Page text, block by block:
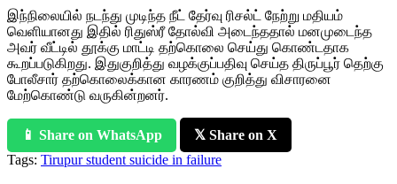
இந்நிலையில் நடந்து முடிந்த நீட் தேர்வு ரிசல்ட் நேற்று மதியம்
வெளியானது இதில் ரிதுஸ்ரீ தோல்வி அடைந்ததால் மனமுடைந்த
அவர் வீட்டில் தூக்கு மாட்டி தற்கொலை செய்து கொண்டதாக
கூறப்படுகிறது. இதுகுறித்து வழக்குப்பதிவு செய்த திருப்பூர் தெற்கு
போலீசார் தற்கொலைக்கான காரணம் குறித்து விசாரனை
மேற்கொண்டு வருகின்றனர்.
📱 Share on WhatsApp
𝕏 Share on X
Tags: Tirupur student suicide in failure